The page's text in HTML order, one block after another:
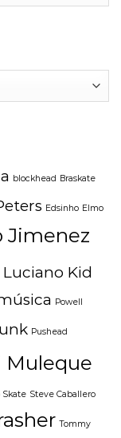
blockhead Braskate
Edsinho Elmo
Jimenez
Luciano Kid
Powell
Pushead
Muleque
Skate Steve Caballero
Tommy